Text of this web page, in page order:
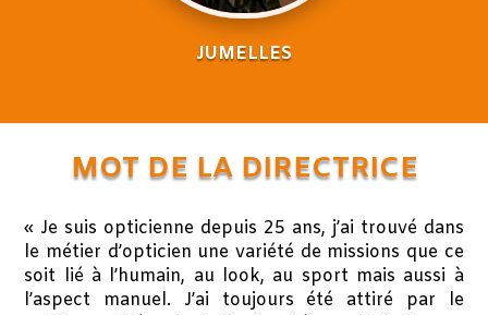
JUMELLES
MOT DE LA DIRECTRICE
« Je suis opticienne depuis 25 ans, j’ai trouvé dans
le métier d’opticien une variété de missions que ce
soit lié à l’humain, au look, au sport mais aussi à
l’aspect manuel. J’ai toujours été attiré par le